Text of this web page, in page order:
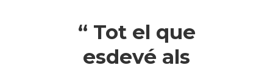
“ Tot el que
esdevé als